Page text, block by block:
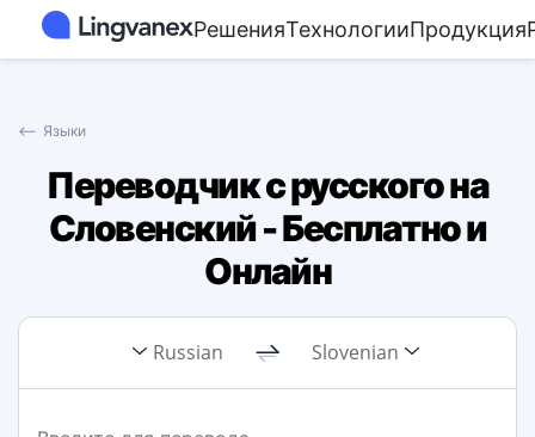
РешенияТехнологииПродукция
⟵ Языки
Переводчик с русского на
Словенский - Бесплатно и
Онлайн
Russian Slovenian